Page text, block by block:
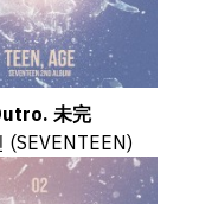
未完
(SEVENTEEN)